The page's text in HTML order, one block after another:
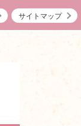
サイトマップ